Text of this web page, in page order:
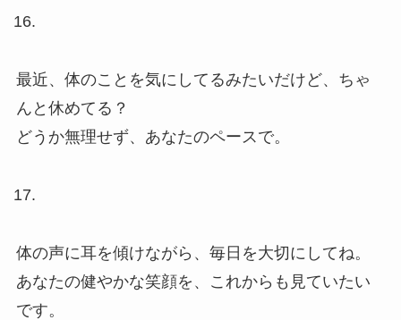
最近、体のことを気にしてるみたいだけど、ちゃ
んと休めてる？
どうか無理せず、あなたのペースで。
体の声に耳を傾けながら、毎日を大切にしてね。
あなたの健やかな笑顔を、これからも見ていたい
です。